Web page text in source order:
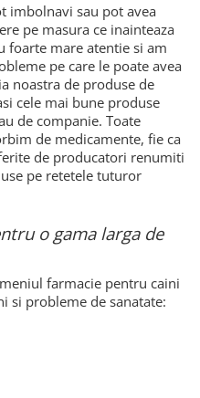
imbolnavi sau pot avea
pe masura ce inainteaza
foarte mare atentie si am
pe care le poate avea
noastra de produse de
cele mai bune produse
de companie. Toate
de medicamente, fie ca
de producatori renumiti
pe retetele tuturor
o gama larga de
farmacie pentru caini
si probleme de sanatate: